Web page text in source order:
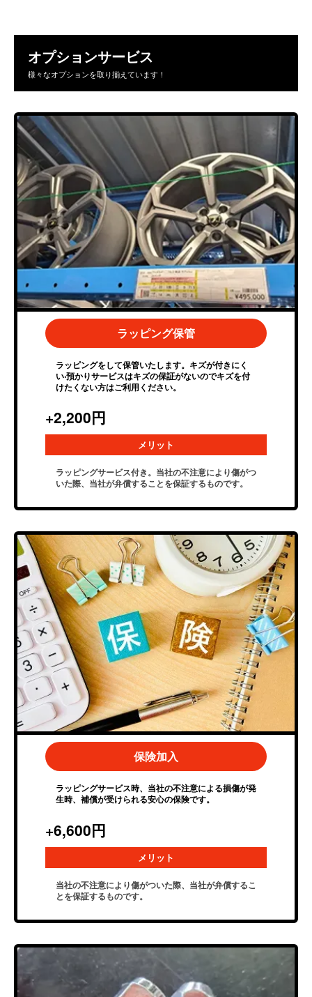
オプションサービス
様々なオプションを取り揃えています！
ラッピング保管
ラッピングをして保管いたします。キズが付きにく
い‧預かりサービスはキズの保証がないのでキズを付
けたくない⽅はご利⽤ください。
+2,200円
メリット
ラッピングサービス付き。当社の不注意により傷がつ
いた際、当社が弁償することを保証するものです。
保険加入
ラッピングサービス時、当社の不注意による損傷が発
生時、補償が受けられる安心の保険です。
+6,600円
メリット
当社の不注意により傷がついた際、当社が弁償するこ
とを保証するものです。